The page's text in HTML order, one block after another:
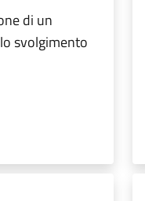
di un
svolgimento